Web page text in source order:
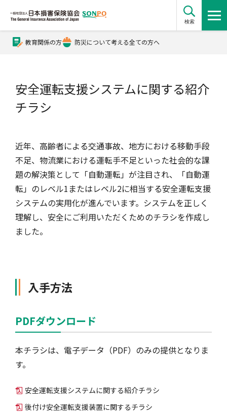
検索
公式Xアカウント
公式YouTubeチャンネル
損害保険とは？トップ
自賠責保険
火災保険
地震保険
傷害保険
医療・介護保険
協会の活動・概要
協会の活動・概要トップ
協会概要
業務・財務等に関する資料
規範、方針、指針・基準、ガイドライン等
採用情報
会員会社情報
損害保険会社の概況
各社の商品について
お客様の声を受けた取り組み
保険金の支払状況（第三分野）
試験・研修トップ
損害保険代理店について
「損害保険登録鑑定人」認定試験
アジャスター試験
統計・刊行物・報告書
統計・刊行物・報告書トップ
統計
刊行物・報告書
お知らせ
お知らせトップ
最新情報
相談・通報等窓口
相談・通報等窓口トップ
English
教育関係の方 防災について考える全ての方へ
安全運転支援システムに関する紹介
チラシ
近年、高齢者による交通事故、地方における移動手段
不足、物流業における運転手不足といった社会的な課
題の解決策として「自動運転」が注目され、「自動運
転」のレベル1またはレベル2に相当する安全運転支援
システムの実用化が進んでいます。システムを正しく
理解し、安全にご利用いただくためのチラシを作成し
ました。
入手方法
PDFダウンロード
本チラシは、電子データ（PDF）のみの提供となりま
す。
安全運転支援システムに関する紹介チラシ
後付け安全運転支援装置に関するチラシ